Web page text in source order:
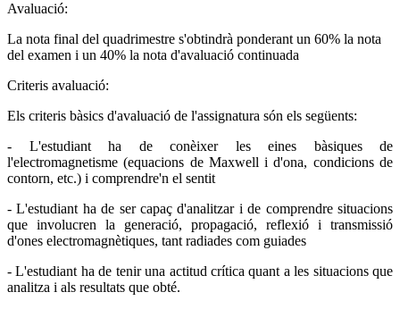
Avaluació:
La nota final del quadrimestre s'obtindrà ponderant un 60% la nota
del examen i un 40% la nota d'avaluació continuada
Criteris avaluació:
Els criteris bàsics d'avaluació de l'assignatura són els següents:
- L'estudiant ha de conèixer les eines bàsiques de
l'electromagnetisme (equacions de Maxwell i d'ona, condicions de
contorn, etc.) i comprendre'n el sentit
- L'estudiant ha de ser capaç d'analitzar i de comprendre situacions
que involucren la generació, propagació, reflexió i transmissió
d'ones electromagnètiques, tant radiades com guiades
- L'estudiant ha de tenir una actitud crítica quant a les situacions que
analitza i als resultats que obté.